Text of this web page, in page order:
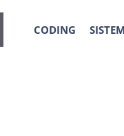
CODING